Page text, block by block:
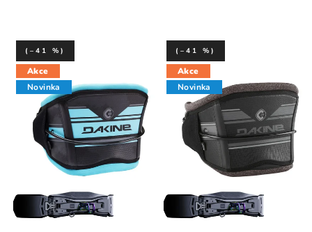
Akce
Novinka
(–41 %)
Akce
Novinka
(–41 %)